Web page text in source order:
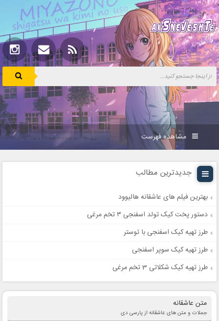
مشاهده فهرست
جدیدترین مطالب
بهترین فیلم های عاشقانه هالیوود
دستور پخت کیک تولد اسفنجی ۳ تخم مرغی
طرز تهیه کیک اسفنجی با توستر
طرز تهیه کیک سوپر اسفنجی
طرز تهیه کیک شکلاتی 3 تخم مرغی
متن عاشقانه
جملات و متن های عاشقانه از پارسی دی